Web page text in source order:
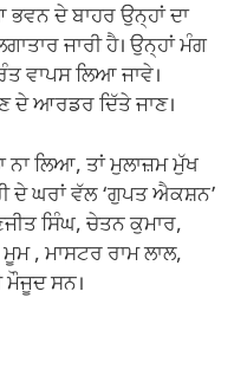
ਭਵਨ ਦੇ ਬਾਹਰ ਉਨ੍ਹਾਂ ਦਾ
ਜਾਰੀ ਹੈ। ਉਨ੍ਹਾਂ ਮੰਗ
ਵਾਪਸ ਲਿਆ ਜਾਵੇ।
ਦੇ ਆਰਡਰ ਦਿੱਤੇ ਜਾਣ।
ਲਿਆ, ਤਾਂ ਮੁਲਾਜ਼ਮ ਮੁੱਖ
ਦੇ ਘਰਾਂ ਵੱਲ ‘ਗੁਪਤ ਐਕਸ਼ਨ’
ਸਿੰਘ, ਚੇਤਨ ਕੁਮਾਰ,
, ਮਾਸਟਰ ਰਾਮ ਲਾਲ,
ਮੌਜੂਦ ਸਨ।